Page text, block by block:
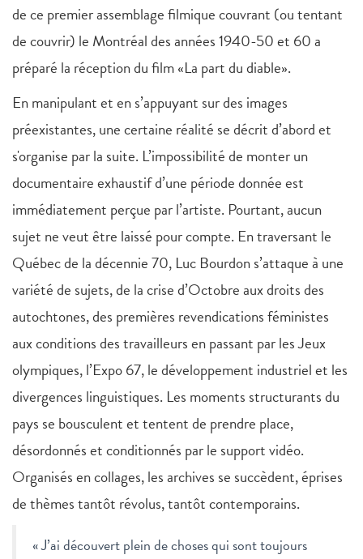
de ce premier assemblage filmique couvrant (ou tentant
de couvrir) le Montréal des années 1940-50 et 60 a
préparé la réception du film «La part du diable».
En manipulant et en s’appuyant sur des images
préexistantes, une certaine réalité se décrit d’abord et
s'organise par la suite. L’impossibilité de monter un
documentaire exhaustif d’une période donnée est
immédiatement perçue par l’artiste. Pourtant, aucun
sujet ne veut être laissé pour compte. En traversant le
Québec de la décennie 70, Luc Bourdon s’attaque à une
variété de sujets, de la crise d’Octobre aux droits des
autochtones, des premières revendications féministes
aux conditions des travailleurs en passant par les Jeux
olympiques, l’Expo 67, le développement industriel et les
divergences linguistiques. Les moments structurants du
pays se bousculent et tentent de prendre place,
désordonnés et conditionnés par le support vidéo.
Organisés en collages, les archives se succèdent, éprises
de thèmes tantôt révolus, tantôt contemporains.
« J’ai découvert plein de choses qui sont toujours